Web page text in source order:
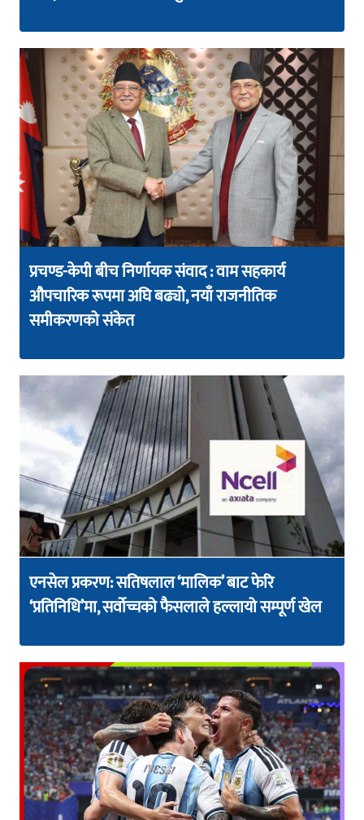
प्रचण्ड-केपी बीच निर्णायक संवाद : वाम सहकार्य
औपचारिक रूपमा अघि बढ्यो, नयाँ राजनीतिक
समीकरणको संकेत
एनसेल प्रकरण: सतिषलाल ‘मालिक’ बाट फेरि
‘प्रतिनिधि’मा, सर्वोच्चको फैसलाले हल्लायो सम्पूर्ण खेल